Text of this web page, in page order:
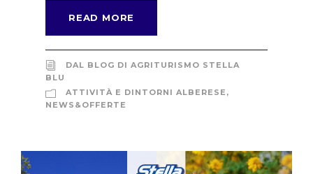
READ MORE
DAL BLOG DI AGRITURISMO STELLA
BLU
ATTIVITÀ E DINTORNI ALBERESE ,
NEWS&OFFERTE